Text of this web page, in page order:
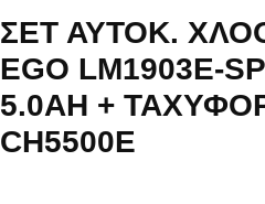
ΣΕΤ ΑΥΤΟΚ.
EGO LM1903E-
5.0AH +
CH5500E